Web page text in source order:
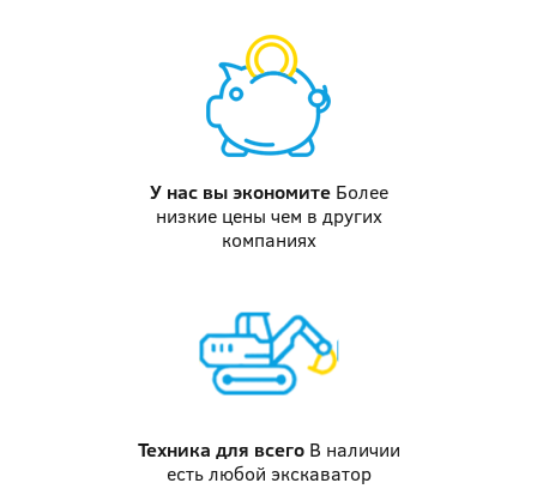
У нас выэкономите Более
низкие цены чем в других
компаниях
Техника для всего В наличии
есть любой экскаватор